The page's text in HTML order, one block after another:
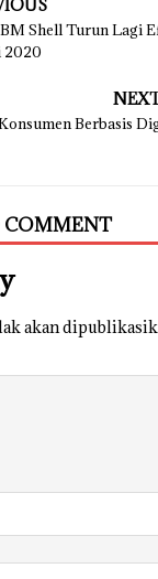
Shell Turun Lagi
2020
Berbasis
COMMENT
akan